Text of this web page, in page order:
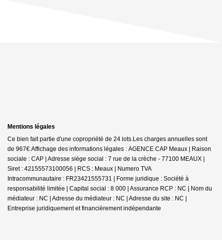
Mentions légales
Ce bien fait partie d'une copropriété de 24 lots.Les charges annuelles sont
de 967€.Affichage des informations légales : AGENCE CAP Meaux | Raison
sociale : CAP | Adresse siège social : 7 rue de la crèche - 77100 MEAUX |
Siret : 42155573100056 | RCS : Meaux | Numero TVA
Intracommunautaire : FR23421555731 | Forme juridique : Société à
responsabilité limitée | Capital social : 8 000 | Assurance RCP : NC | Nom du
médiateur : NC | Adresse du médiateur : NC | Adresse du site : NC |
Entreprise juridiquement et financièrement indépendante